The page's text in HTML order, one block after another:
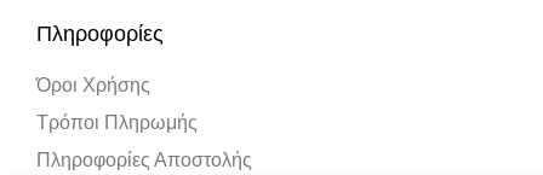
Πληροφορίες
Όροι Χρήσης
Τρόποι Πληρωμής
Πληροφορίες Αποστολής